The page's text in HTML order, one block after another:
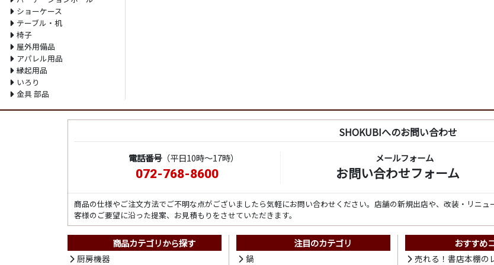
ショーケース
テーブル・机
椅子
屋外用備品
アパレル用品
縁起用品
いろり
金具 部品
SHOKUBIへのお問い合わせ
電話番号（平日10時～17時）
072-768-8600
メールフォーム
お問い合わせフォーム
商品の仕様やご注文方法でご不明な点がございましたら気軽にお問い合わせください。店舗の新規出店や、改装・リニ
客様のご要望に沿った提案、お見積もりをさせていただきます。
商品カテゴリから探す
厨房機器
注目のカテゴリ
鍋
おすすめ
売れる！書店本棚の